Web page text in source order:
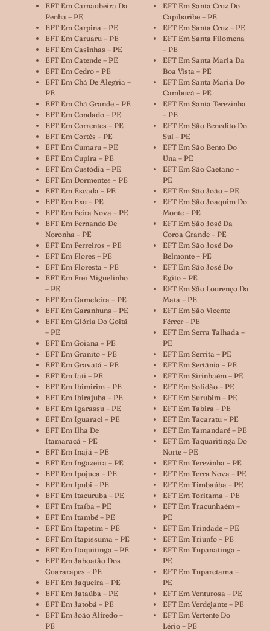
EFT Em Carnaubeira Da
Penha – PE
EFT Em Carpina – PE
EFT Em Caruaru – PE
EFT Em Casinhas – PE
EFT Em Catende – PE
EFT Em Cedro – PE
EFT Em Chã De Alegria –
PE
EFT Em Chã Grande – PE
EFT Em Condado – PE
EFT Em Correntes – PE
EFT Em Cortês – PE
EFT Em Cumaru – PE
EFT Em Cupira – PE
EFT Em Custódia – PE
EFT Em Dormentes – PE
EFT Em Escada – PE
EFT Em Exu – PE
EFT Em Feira Nova – PE
EFT Em Fernando De
Noronha – PE
EFT Em Ferreiros – PE
EFT Em Flores – PE
EFT Em Floresta – PE
EFT Em Frei Miguelinho
– PE
EFT Em Gameleira – PE
EFT Em Garanhuns – PE
EFT Em Glória Do Goitá
– PE
EFT Em Goiana – PE
EFT Em Granito – PE
EFT Em Gravatá – PE
EFT Em Iati – PE
EFT Em Ibimirim – PE
EFT Em Ibirajuba – PE
EFT Em Igarassu – PE
EFT Em Iguaraci – PE
EFT Em Ilha De
Itamaracá – PE
EFT Em Inajá – PE
EFT Em Ingazeira – PE
EFT Em Ipojuca – PE
EFT Em Ipubi – PE
EFT Em Itacuruba – PE
EFT Em Itaíba – PE
EFT Em Itambé – PE
EFT Em Itapetim – PE
EFT Em Itapissuma – PE
EFT Em Itaquitinga – PE
EFT Em Jaboatão Dos
Guararapes – PE
EFT Em Jaqueira – PE
EFT Em Jataúba – PE
EFT Em Jatobá – PE
EFT Em João Alfredo –
PE
EFT Em Santa Cruz Do
Capibaribe – PE
EFT Em Santa Cruz – PE
EFT Em Santa Filomena
– PE
EFT Em Santa Maria Da
Boa Vista – PE
EFT Em Santa Maria Do
Cambucá – PE
EFT Em Santa Terezinha
– PE
EFT Em São Benedito Do
Sul – PE
EFT Em São Bento Do
Una – PE
EFT Em São Caetano –
PE
EFT Em São João – PE
EFT Em São Joaquim Do
Monte – PE
EFT Em São José Da
Coroa Grande – PE
EFT Em São José Do
Belmonte – PE
EFT Em São José Do
Egito – PE
EFT Em São Lourenço Da
Mata – PE
EFT Em São Vicente
Férrer – PE
EFT Em Serra Talhada –
PE
EFT Em Serrita – PE
EFT Em Sertânia – PE
EFT Em Sirinhaém – PE
EFT Em Solidão – PE
EFT Em Surubim – PE
EFT Em Tabira – PE
EFT Em Tacaratu – PE
EFT Em Tamandaré – PE
EFT Em Taquaritinga Do
Norte – PE
EFT Em Terezinha – PE
EFT Em Terra Nova – PE
EFT Em Timbaúba – PE
EFT Em Toritama – PE
EFT Em Tracunhaém –
PE
EFT Em Trindade – PE
EFT Em Triunfo – PE
EFT Em Tupanatinga –
PE
EFT Em Tuparetama –
PE
EFT Em Venturosa – PE
EFT Em Verdejante – PE
EFT Em Vertente Do
Lério – PE